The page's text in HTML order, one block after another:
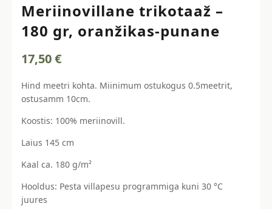
Meriinovillane trikotaaž –
180 gr, oranžikas-punane
17,50€
Hind meetri kohta. Miinimum ostukogus 0.5meetrit,
ostusamm 10cm.
Koostis: 100% meriinovill.
Laius 145 cm
Kaal ca. 180 g/m²
Hooldus: Pesta villapesu programmiga kuni 30 °C
juures